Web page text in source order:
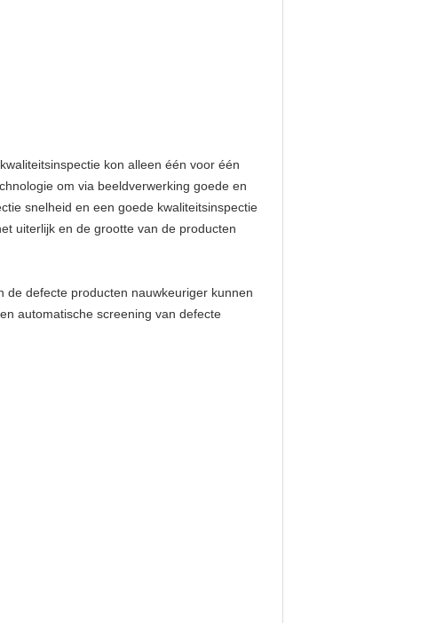
kon alleen één voor één
om via beeldverwerking goede en
snelheid en een goede kwaliteitsinspectie
uiterlijk en de grootte van de producten
defecte producten nauwkeuriger kunnen
automatische screening van defecte